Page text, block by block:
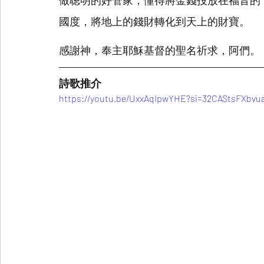
國度，將地上的錢財轉化到天上的財寶。
感謝神，奉主耶穌基督的聖名祈求，阿們。
詩歌推介
https://youtu.be/